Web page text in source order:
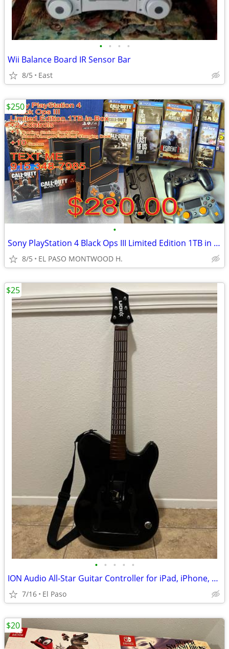
• • • •
Wii Balance Board IR Sensor Bar
8/5 East
•
Sony PlayStation 4 Black Ops III Limited Edition 1TB in Box
8/5 EL PASO MONTWOOD H.
$250
• • • • •
ION Audio All-Star Guitar Controller for iPad, iPhone, and iPod
7/16 El Paso
$25
$20